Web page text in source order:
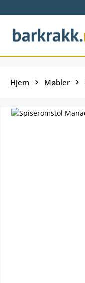
Hjem Møbler